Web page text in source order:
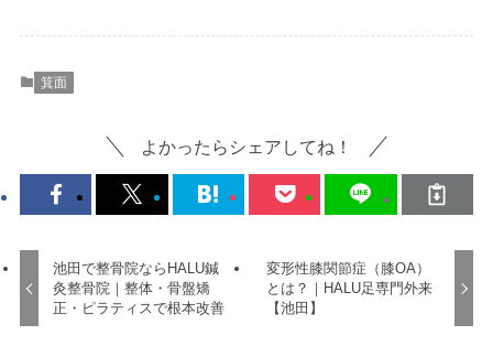
箕面
よかったらシェアしてね！
池田で整骨院ならHALU鍼
灸整骨院｜整体・骨盤矯
正・ピラティスで根本改善
変形性膝関節症（膝OA）
とは？｜HALU足専門外来
【池田】